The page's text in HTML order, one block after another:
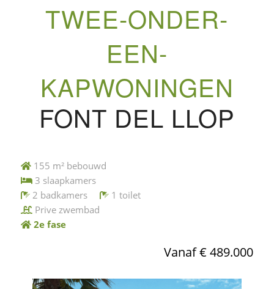
TWEE-ONDER-
EEN-
KAPWONINGEN
FONT DEL LLOP
155 m² bebouwd
3 slaapkamers
2 badkamers
1 toilet
Prive zwembad
2e fase
Vanaf € 489.000